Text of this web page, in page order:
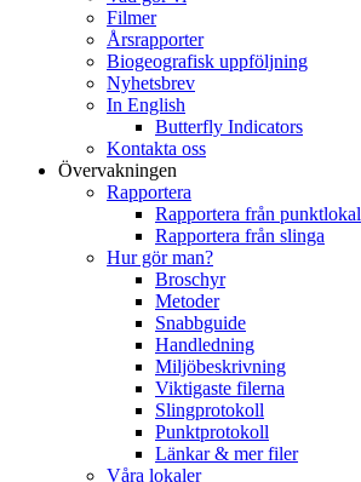
Filmer
Årsrapporter
Biogeografisk uppföljning
Nyhetsbrev
In English
Butterfly Indicators
Kontakta oss
Övervakningen
Rapportera
Rapportera från punktlokal
Rapportera från slinga
Hur gör man?
Broschyr
Metoder
Snabbguide
Handledning
Miljöbeskrivning
Viktigaste filerna
Slingprotokoll
Punktprotokoll
Länkar & mer filer
Våra lokaler